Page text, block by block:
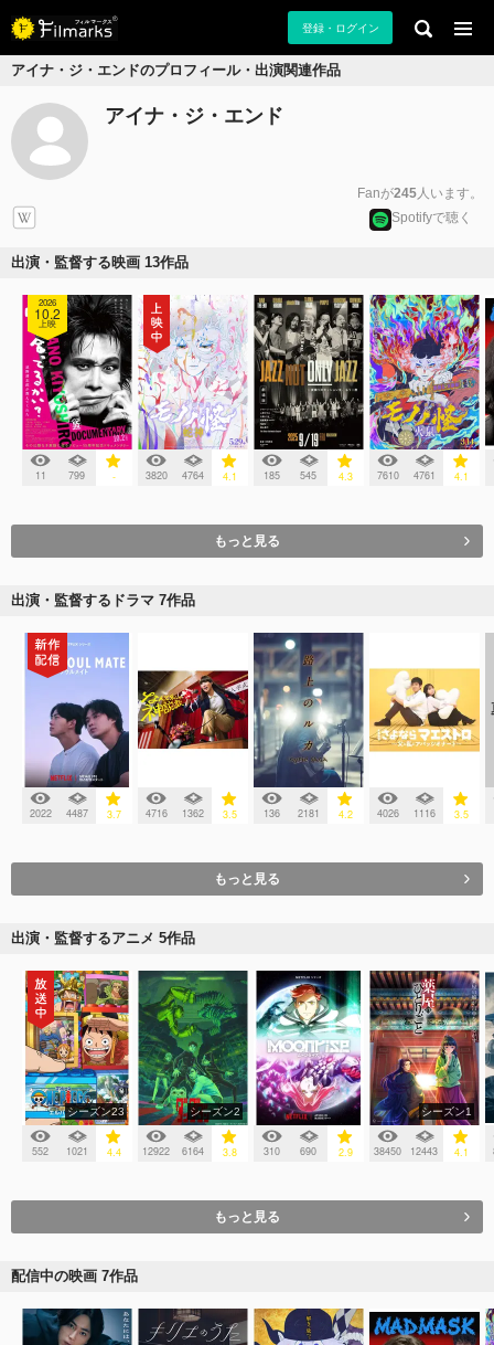
登録・ログイン
アイナ・ジ・エンドのプロフィール・出演関連作品
アイナ・ジ・エンド
Fanが245人います。
Spotifyで聴く
出演・監督する映画 13作品
2026
10.2
上映
11 799 - 3820 4764 4.1 185 545 4.3 7610 4761 4.1
もっと見る
出演・監督するドラマ 7作品
2022 4487 3.7 4716 1362 3.5 136 2181 4.2 4026 1116 3.5
もっと見る
出演・監督するアニメ 5作品
シーズン23
552 1021 4.4
シーズン2
12922 6164 3.8 310 690 2.9
シーズン1
38450 12443 4.1
もっと見る
配信中の映画 7作品